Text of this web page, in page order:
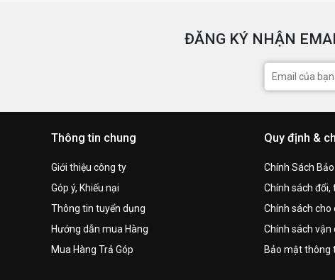
ĐĂNG KÝ NHẬN
Thông tin chung
Giới thiệu công ty
Góp ý, Khiếu nại
Thông tin tuyển dụng
Hướng dẫn mua Hàng
Mua Hàng Trả Góp
Quy định &
Chính Sách
Chính sách đổi,
Chính sách cho
Chính sách vận
Bảo mật thông